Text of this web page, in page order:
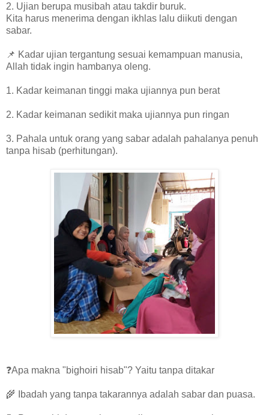
2. Ujian berupa musibah atau takdir buruk.
Kita harus menerima dengan ikhlas lalu diikuti dengan
sabar.
📌 Kadar ujian tergantung sesuai kemampuan manusia,
Allah tidak ingin hambanya oleng.
1. Kadar keimanan tinggi maka ujiannya pun berat
2. Kadar keimanan sedikit maka ujiannya pun ringan
3. Pahala untuk orang yang sabar adalah pahalanya penuh
tanpa hisab (perhitungan).
❓Apa makna "bighoiri hisab"? Yaitu tanpa ditakar
🌾 Ibadah yang tanpa takarannya adalah sabar dan puasa.